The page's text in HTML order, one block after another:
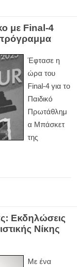
με Final-4
πρόγραμμα
Έφτασε η
ώρα του
Final-4 για το
Παιδικό
Πρωτάθλημ
α Μπάσκετ
της
Εκδηλώσεις
Νίκης
Με ένα